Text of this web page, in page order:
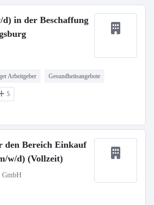
d) in der Beschaffung
Arbeitgeber Gesundheitsangebote
5
Bereich Einkauf
w/d) (Vollzeit)
GmbH